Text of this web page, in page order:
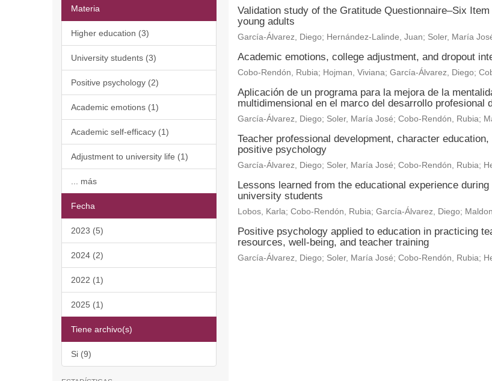
Materia
Higher education (3)
University students (3)
Positive psychology (2)
Academic emotions (1)
Academic self-efficacy (1)
Adjustment to university life (1)
... más
Fecha
2023 (5)
2024 (2)
2022 (1)
2025 (1)
Tiene archivo(s)
Si (9)
Validation study of the Gratitude Questionnaire–Six
young adults
García-Álvarez, Diego; Hernández-Lalinde, Juan; Soler, María
Academic emotions, college adjustment, and dropout
Cobo-Rendón, Rubia; Hojman, Viviana; García-Álvarez, Diego;
Aplicación de un programa para la mejora de la
multidimensional en el marco del desarrollo profesional
García-Álvarez, Diego; Soler, María José; Cobo-Rendón, Rubia;
Teacher professional development, character
positive psychology
García-Álvarez, Diego; Soler, María José; Cobo-Rendón, Rubia;
Lessons learned from the educational experience
university students
Lobos, Karla; Cobo-Rendón, Rubia; García-Álvarez, Diego;
Positive psychology applied to education in practicing
resources, well-being, and teacher training
García-Álvarez, Diego; Soler, María José; Cobo-Rendón, Rubia;